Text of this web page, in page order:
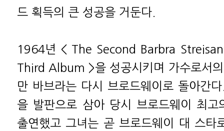
드 획득의 큰 성공을 거둔다.
1964년 < The Second Barbra
Third Album >을 성공시키며 가수로서
만 바브라는 다시 브로드웨이로 돌아간
을 발판으로 삼아 당시 브로드웨이 최
출연했고 그녀는 곧 브로드웨이 대 스타